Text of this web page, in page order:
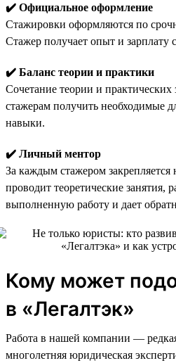
✔️ Официальное оформление
Стажировки оформляются по
Стажер получает опыт и зарплату
✔️ Баланс теории и практики
Сочетание теории и практических
стажерам получить необходимые
навыки.
✔️ Личный ментор
За каждым стажером закрепляется
проводит теоретические занятия,
выполненную работу и дает
Кому может
в «Легалтэк»
Работа в нашей компании —
многолетняя юридическая